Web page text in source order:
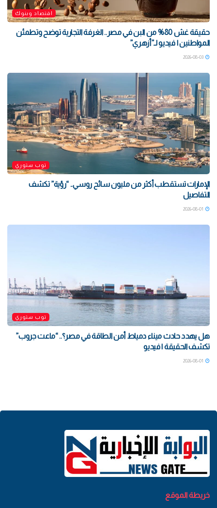
اقتصاد وبنوك
حقيقة غش 80% من البن في مصر.. الغرفة التجارية توضح وتطمئن
المواطنين | فيديو لـ”أزهري”
توب ستوري
الإمارات تستقطب أكثر من مليون سائح روسي.. “رؤية” تكشف
التفاصيل
توب ستوري
هل يهدد حادث ميناء دمياط أمن الطاقة في مصر؟.. “ماعت جروب”
تكشف الحقيقة | فيديو
خريطة الموقع